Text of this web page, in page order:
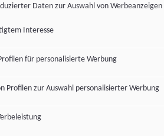
Daten zur Auswahl von Werbeanzeigen
Interesse
für personalisierte Werbung
Profilen zur Auswahl personalisierter Werbung